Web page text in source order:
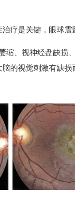
是关键，眼球震
、视神经盘缺损
的视觉刺激有缺